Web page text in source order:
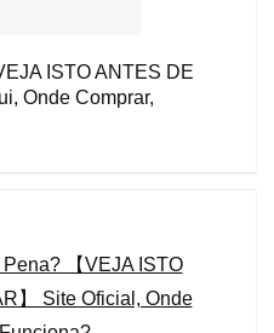
ISTO ANTES DE
Onde Comprar,